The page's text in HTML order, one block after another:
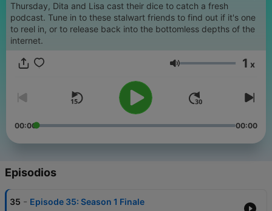
Thursday, Dita and Lisa cast their dice to catch a fresh
podcast. Tune in to these stalwart friends to find out if it's one
to reel in, or to release back into the bottomless depths of the
internet.
Volumen 1 x
00:00 00:00
Episodios
35 - Episode 35: Season 1 Finale